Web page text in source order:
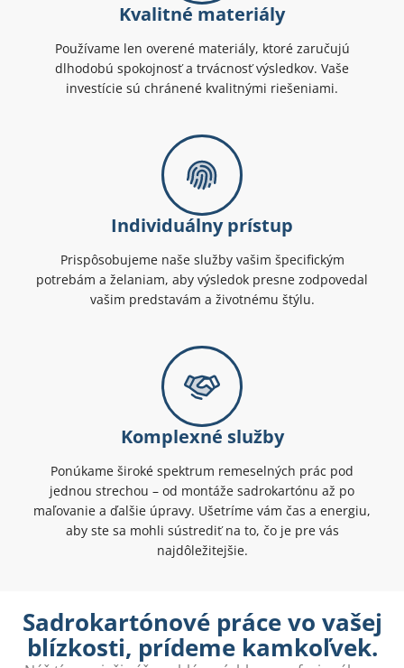
Kvalitné materiály
Používame len overené materiály, ktoré zaručujú
dlhodobú spokojnosť a trvácnosť výsledkov. Vaše
investície sú chránené kvalitnými riešeniami.
Individuálny prístup
Prispôsobujeme naše služby vašim špecifickým
potrebám a želaniam, aby výsledok presne zodpovedal
vašim predstavám a životnému štýlu.
Komplexné služby
Ponúkame široké spektrum remeselných prác pod
jednou strechou – od montáže sadrokartónu až po
maľovanie a ďalšie úpravy. Ušetríme vám čas a energiu,
aby ste sa mohli sústrediť na to, čo je pre vás
najdôležitejšie.
Sadrokartónové práce vo vašej
blízkosti, prídeme kamkoľvek.